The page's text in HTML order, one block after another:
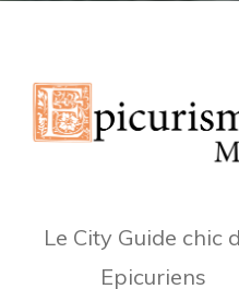
Le City Guide chic
Epicuriens